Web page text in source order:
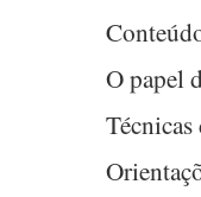
O papel